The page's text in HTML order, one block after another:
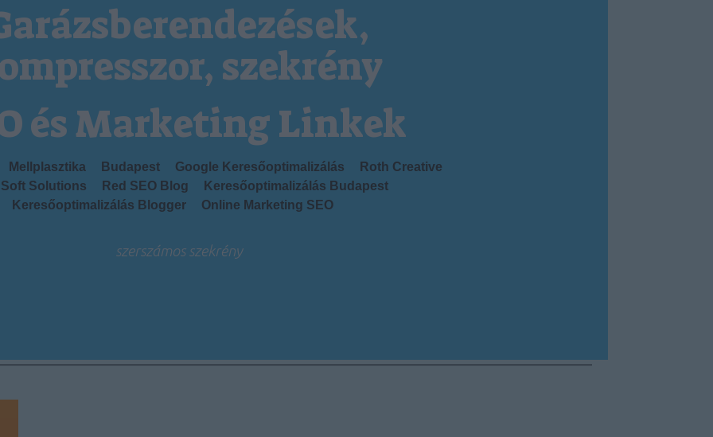
szekrény
és Marketing Linkek
Mellplasztika Budapest Google Keresőoptimalizálás
Roth Creative
Soft Solutions Red SEO Blog
Keresőoptimalizálás Budapest
Keresőoptimalizálás Blogger
Online Marketing SEO
szerszámos szekrény